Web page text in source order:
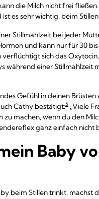
die Milch nicht frei
es sehr wichtig, beim
Stillmahlzeit bei jeder
und kann nur für 30
sich das
während einer Stillmahlzeit
Gefühl in deinen Brüsten
Cathy bestätigt:5 „Viele
machen, wenn du den
ganz einfach nicht
Baby
beim Stillen trinkt, machst